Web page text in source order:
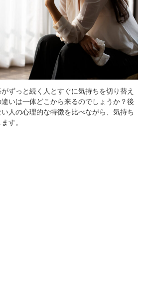
ずっと続く人とすぐに気持ちを切り替え
いは一体どこから来るのでしょうか？後
人の心理的な特徴を比べながら、気持ち
す。